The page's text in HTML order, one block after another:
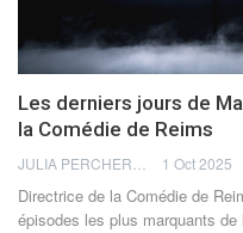
Les derniers jours de
la Comédie de Reims
1 Oct 2025
Directrice de la Comédie de
épisodes les plus marquants de